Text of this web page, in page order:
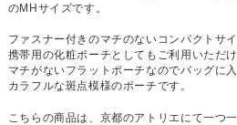
のMHサイズです。
ファスナー付きのマチのないコンパクトサイ
携帯用の化粧ポーチとしてもご利用いただけ
マチがないフラットポーチなのでバッグに
カラフルな斑点模様のポーチです。
こちらの商品は、京都のアトリエにて一つ